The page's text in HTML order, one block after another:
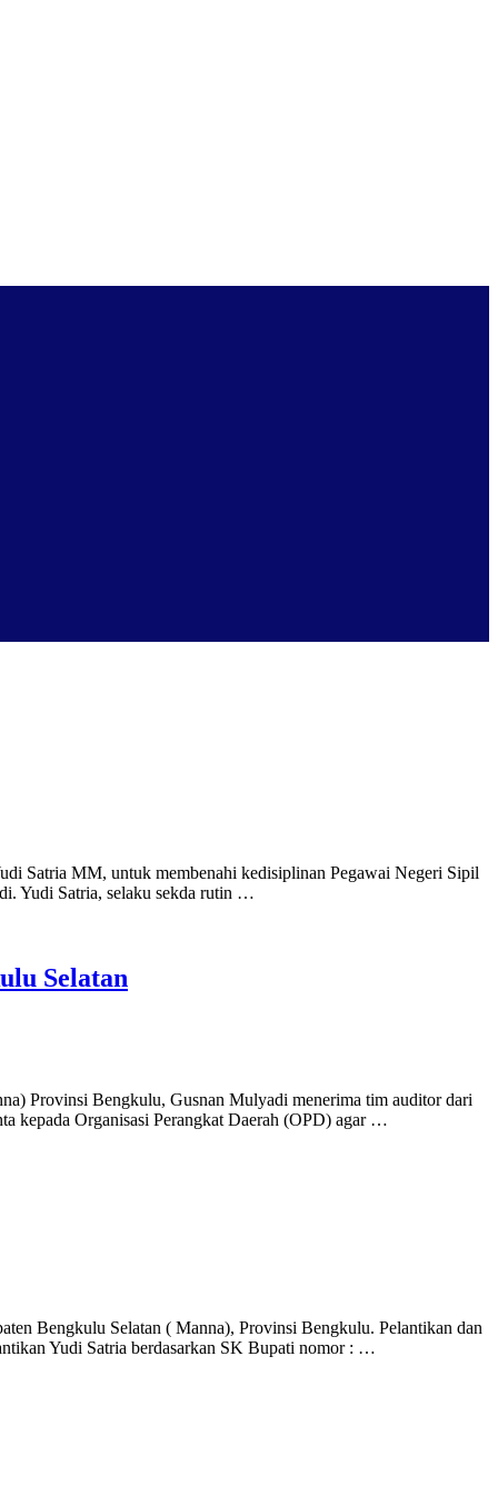
Satria MM, untuk membenahi kedisiplinan Pegawai Negeri Sipil
Yudi Satria, selaku sekda rutin …
Selatan
Provinsi Bengkulu, Gusnan Mulyadi menerima tim auditor dari
kepada Organisasi Perangkat Daerah (OPD) agar …
Bengkulu Selatan ( Manna), Provinsi Bengkulu. Pelantikan dan
Yudi Satria berdasarkan SK Bupati nomor : …